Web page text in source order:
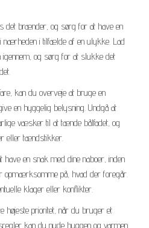
det brænder, og sørg for at have en
nærheden i tilfælde af en ulykke. Lad
og sørg for at slukke det
kan du overveje at bruge en
en hyggelig belysning. Undgå at
væsker til at tænde bålfadet, og
eller tændstikker.
en snak med dine naboer, inden
opmærksomme på, hvad der foregår.
klager eller konflikter.
højeste prioritet, når du bruger et
kan du nyde hyggen og varmen